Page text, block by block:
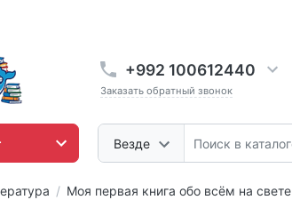
+992 100612440
Заказать обратный звонок
Везде
Моя первая книга обо всём на свете